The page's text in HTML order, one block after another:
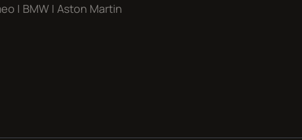
echter kunnen aan deze
| BMW | Aston Martin